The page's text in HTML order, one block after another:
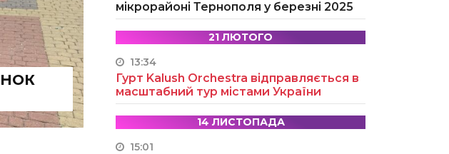
мікрорайоні Тернополя у березні 2025
21 ЛЮТОГО
13:34
Гурт Kalush Orchestra відправляється в
масштабний тур містами України
14 ЛИСТОПАДА
15:01